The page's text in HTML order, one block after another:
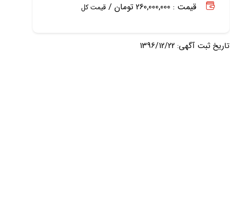
قیمت : 260,000,000 تومان /
قیمت کل
تاریخ ثبت آگهی: 1396/12/22